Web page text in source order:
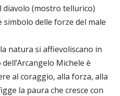
diavolo (mostro tellurico)
simbolo delle forze del male
natura si affievoliscano in
Michele è
al coraggio, alla forza, alla
la paura che cresce con